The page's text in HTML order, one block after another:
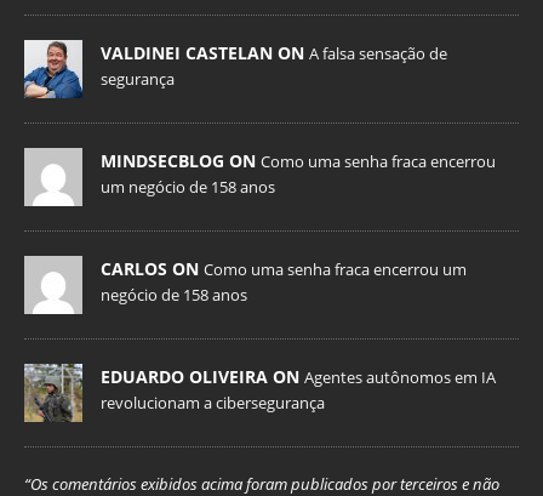
VALDINEI CASTELAN ON A falsa sensação de
segurança
MINDSECBLOG ON Como uma senha fraca encerrou
um negócio de 158 anos
CARLOS ON Como uma senha fraca encerrou um
negócio de 158 anos
EDUARDO OLIVEIRA ON Agentes autônomos em IA
revolucionam a cibersegurança
“Os comentários exibidos acima foram publicados por terceiros e não